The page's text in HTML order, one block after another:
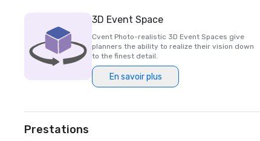
3D Event Space
Cvent Photo-realistic 3D Event Spaces give
planners the ability to realize their vision down
to the finest detail.
En savoir plus
Prestations